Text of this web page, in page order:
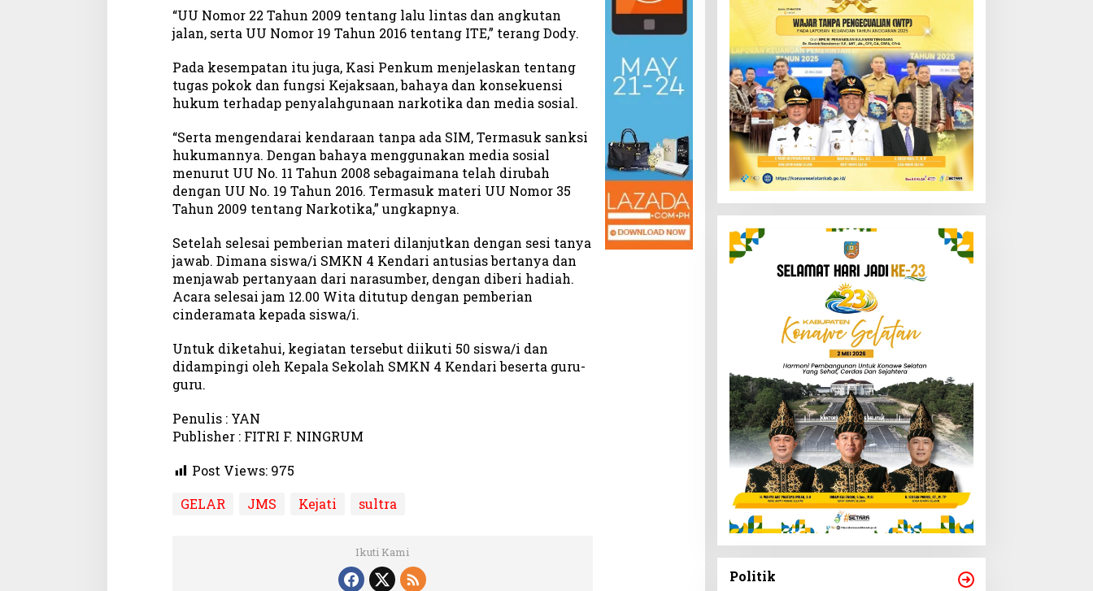
“UU Nomor 22 Tahun 2009 tentang lalu lintas dan angkutan
jalan, serta UU Nomor 19 Tahun 2016 tentang ITE,” terang Dody.
Pada kesempatan itu juga, Kasi Penkum menjelaskan tentang
tugas pokok dan fungsi Kejaksaan, bahaya dan konsekuensi
hukum terhadap penyalahgunaan narkotika dan media sosial.
“Serta mengendarai kendaraan tanpa ada SIM, Termasuk sanksi
hukumannya. Dengan bahaya menggunakan media sosial
menurut UU No. 11 Tahun 2008 sebagaimana telah dirubah
dengan UU No. 19 Tahun 2016. Termasuk materi UU Nomor 35
Tahun 2009 tentang Narkotika,” ungkapnya.
Setelah selesai pemberian materi dilanjutkan dengan sesi tanya
jawab. Dimana siswa/i SMKN 4 Kendari antusias bertanya dan
menjawab pertanyaan dari narasumber, dengan diberi hadiah.
Acara selesai jam 12.00 Wita ditutup dengan pemberian
cinderamata kepada siswa/i.
Untuk diketahui, kegiatan tersebut diikuti 50 siswa/i dan
didampingi oleh Kepala Sekolah SMKN 4 Kendari beserta guru-
guru.
Penulis : YAN
Publisher : FITRI F. NINGRUM
Post Views: 975
GELAR
JMS Kejati sultra
Ikuti Kami
Politik